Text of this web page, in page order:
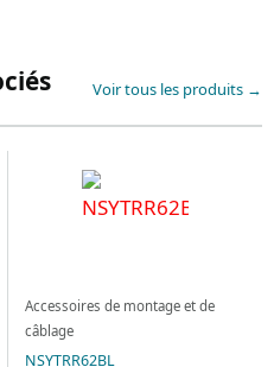
Voir tous les produits →
Accessoires de montage et de
câblage
NSYTRR62BL